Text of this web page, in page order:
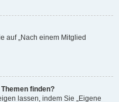
auf „Nach einem Mitglied
finden?
lassen, indem Sie „Eigene